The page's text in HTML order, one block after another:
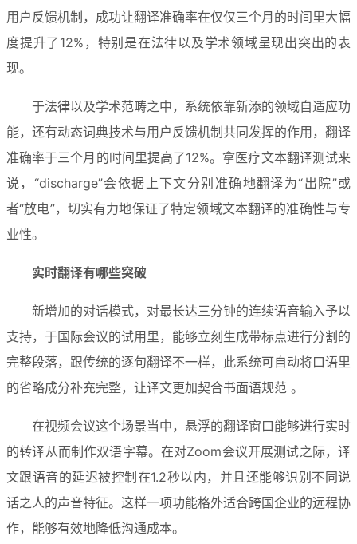
用户反馈机制，成功让翻译准确率在仅仅三个月的时间里大幅
度提升了12%，特别是在法律以及学术领域呈现出突出的表
现。
于法律以及学术范畴之中，系统依靠新添的领域自适应功
能，还有动态词典技术与用户反馈机制共同发挥的作用，翻译
准确率于三个月的时间里提高了12%。拿医疗文本翻译测试来
说，“discharge”会依据上下文分别准确地翻译为“出院”或
者“放电”，切实有力地保证了特定领域文本翻译的准确性与专
业性。
实时翻译有哪些突破
新增加的对话模式，对最长达三分钟的连续语音输入予以
支持，于国际会议的试用里，能够立刻生成带标点进行分割的
完整段落，跟传统的逐句翻译不一样，此系统可自动将口语里
的省略成分补充完整，让译文更加契合书面语规范 。
在视频会议这个场景当中，悬浮的翻译窗口能够进行实时
的转译从而制作双语字幕。在对Zoom会议开展测试之际，译
文跟语音的延迟被控制在1.2秒以内，并且还能够识别不同说
话之人的声音特征。这样一项功能格外适合跨国企业的远程协
作，能够有效地降低沟通成本。